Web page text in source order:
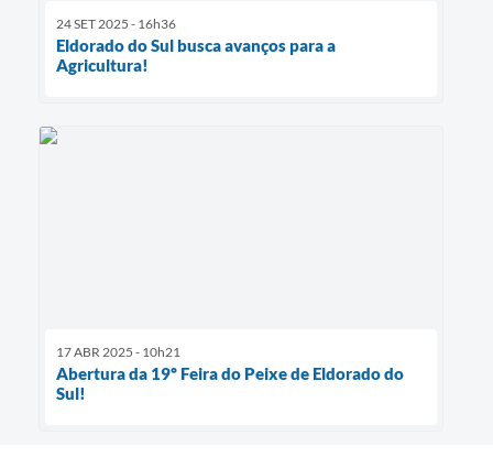
24 SET 2025 - 16h36
Eldorado do Sul busca avanços para a
Agricultura!
17 ABR 2025 - 10h21
Abertura da 19º Feira do Peixe de Eldorado do
Sul!